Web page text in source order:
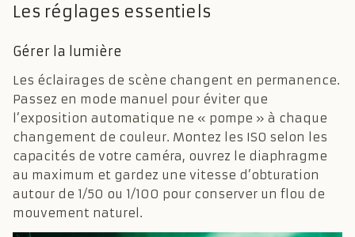
Les réglages essentiels
Gérer la lumière
Les éclairages de scène changent en permanence.
Passez en mode manuel pour éviter que
l’exposition automatique ne « pompe » à chaque
changement de couleur. Montez les ISO selon les
capacités de votre caméra, ouvrez le diaphragme
au maximum et gardez une vitesse d’obturation
autour de 1/50 ou 1/100 pour conserver un flou de
mouvement naturel.